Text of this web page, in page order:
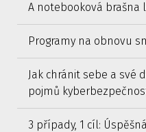
A notebooková brašna
Programy na obnovu
Jak chránit sebe a své
pojmů
3 případy, 1 cíl: